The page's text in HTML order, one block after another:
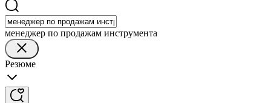
менеджер по продажам инструмента
Резюме